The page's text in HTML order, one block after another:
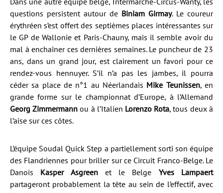
questions persistent autour de Biniam Girmay. Le coureur
érythréen s’est offert des septièmes places intéressantes sur
le GP de Wallonie et Paris-Chauny, mais il semble avoir du
mal à enchaîner ces dernières semaines. Le puncheur de 23
ans, dans un grand jour, est clairement un favori pour ce
rendez-vous hennuyer. S’il n’a pas les jambes, il pourra
céder sa place de n°1 au Néerlandais Mike Teunissen, en
grande forme sur le championnat d’Europe, à l’Allemand
Georg Zimmermann ou à l’Italien Lorenzo Rota, tous deux à
l’aise sur ces côtes.
L’équipe Soudal Quick Step a partiellement sorti son équipe
des Flandriennes pour briller sur ce Circuit Franco-Belge. Le
Danois Kasper Asgreenet le Belge Yves Lampaert
partageront probablement la tête au sein de l’effectif, avec